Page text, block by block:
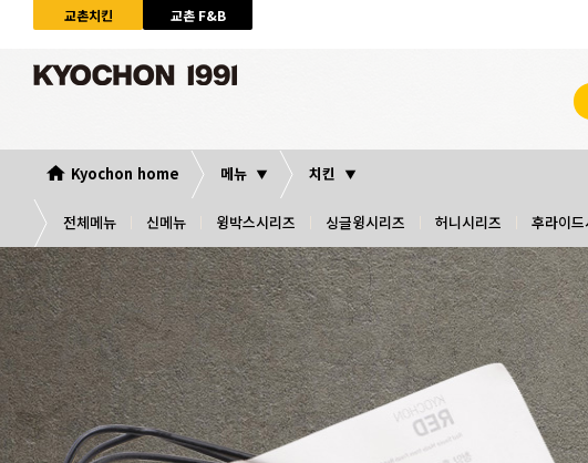
교촌치킨
교촌 F&B
Kyochon home 메뉴 치킨
전체메뉴 신메뉴 윙박스시리즈 싱글윙시리즈 허니시리즈 후라이